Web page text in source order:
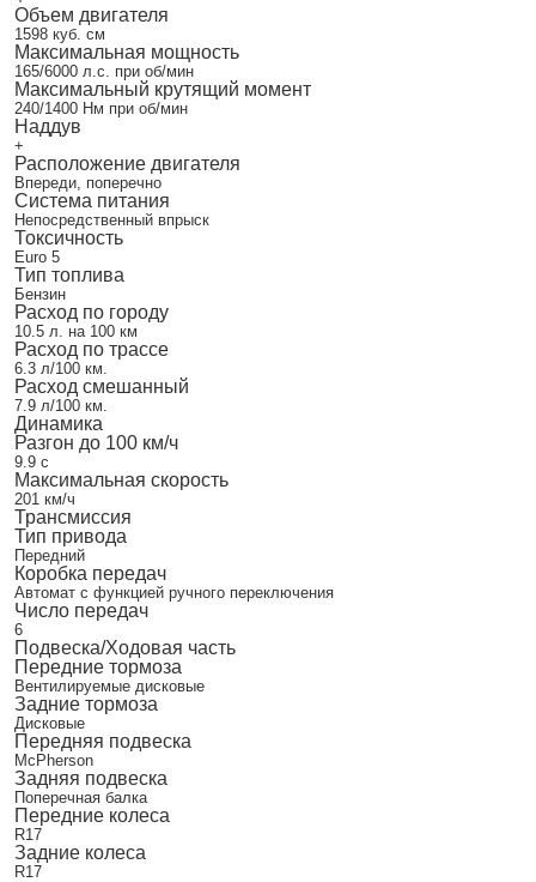
Объем двигателя
1598 куб. см
Максимальная мощность
165/6000 л.с. при об/мин
Максимальный крутящий момент
240/1400 Нм при об/мин
Наддув
+
Расположение двигателя
Впереди, поперечно
Система питания
Непосредственный впрыск
Токсичность
Euro 5
Тип топлива
Бензин
Расход по городу
10.5 л. на 100 км
Расход по трассе
6.3 л/100 км.
Расход смешанный
7.9 л/100 км.
Динамика
Разгон до 100 км/ч
9.9 с
Максимальная скорость
201 км/ч
Трансмиссия
Тип привода
Передний
Коробка передач
Автомат с функцией ручного переключения
Число передач
6
Подвеска/Ходовая часть
Передние тормоза
Вентилируемые дисковые
Задние тормоза
Дисковые
Передняя подвеска
McPherson
Задняя подвеска
Поперечная балка
Передние колеса
R17
Задние колеса
R17